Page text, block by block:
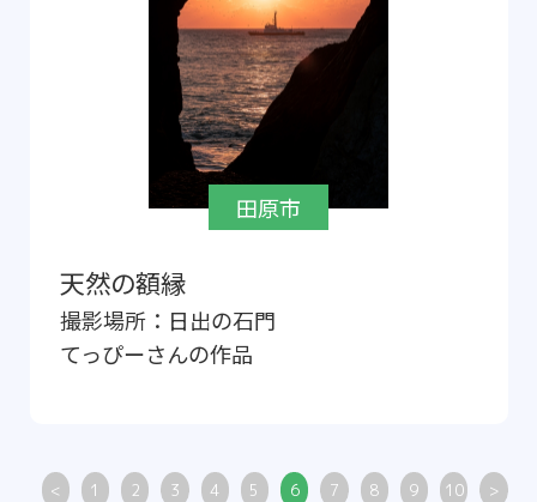
田原市
天然の額縁
撮影場所： 日出の石門
てっぴーさんの作品
< 1 2 3 4 5 6 7 8 9 10 >